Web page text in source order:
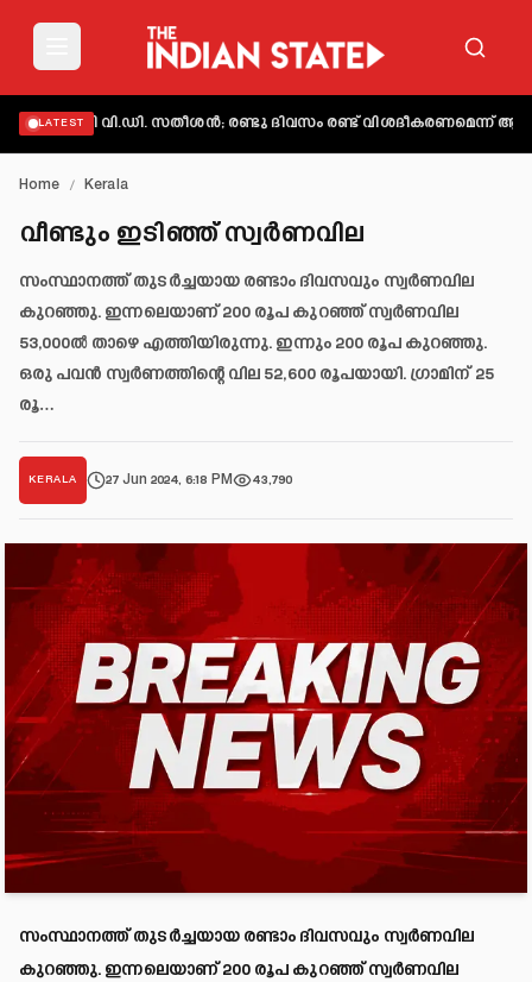
LATESTവി.ഡി. സതീശൻ; രണ്ടു ദിവസം രണ്ട് വിശദീകരണമെന്ന്
Home / Kerala
വീണ്ടും ഇടിഞ്ഞ് സ്വർണവില
സംസ്ഥാനത്ത് തുടർച്ചയായ രണ്ടാം ദിവസവും സ്വർണവില
കുറഞ്ഞു. ഇന്നലെയാണ് 200 രൂപ കുറഞ്ഞ് സ്വർണവില
53,000ൽ താഴെ എത്തിയിരുന്നു. ഇന്നും 200 രൂപ കുറഞ്ഞു.
ഒരു പവൻ സ്വർണത്തിന്റെ വില 52,600 രൂപയായി. ഗ്രാമിന് 25
രൂ…
KERALA 27 Jun 2024, 6:18 PM 43,790
സംസ്ഥാനത്ത് തുടർച്ചയായ രണ്ടാം ദിവസവും സ്വർണവില
കുറഞ്ഞു. ഇന്നലെയാണ് 200 രൂപ കുറഞ്ഞ് സ്വർണവില